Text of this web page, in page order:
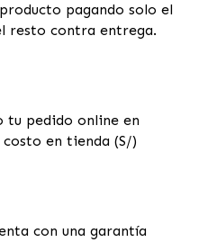
pagando solo el
resto contra entrega.
tu pedido online en
en tienda (S/)
con una garantía